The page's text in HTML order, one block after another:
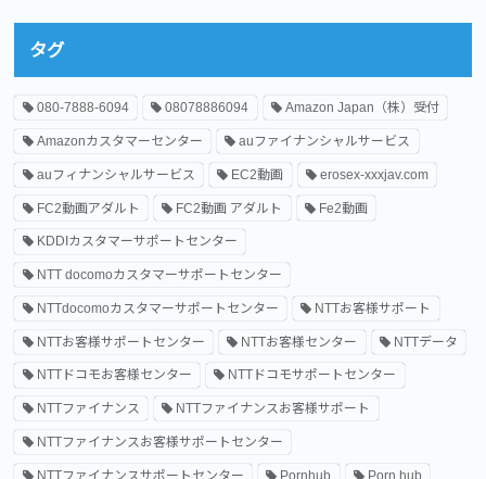
タグ
080-7888-6094 08078886094 Amazon Japan（株）受付
Amazonカスタマーセンター auファイナンシャルサービス
auフィナンシャルサービス EC2動画 erosex-xxxjav.com
FC2動画アダルト FC2動画 アダルト Fe2動画
KDDIカスタマーサポートセンター
NTT docomoカスタマーサポートセンター
NTTdocomoカスタマーサポートセンター NTTお客様サポート
NTTお客様サポートセンター NTTお客様センター NTTデータ
NTTドコモお客様センター NTTドコモサポートセンター
NTTファイナンス NTTファイナンスお客様サポート
NTTファイナンスお客様サポートセンター
NTTファイナンスサポートセンター Pornhub Porn hub